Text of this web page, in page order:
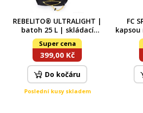
REBELITO® ULTRALIGHT |
batoh 25 L | skládací
cestovní | pouze 220 g
Super cena
399,00 Kč
Do kočáru
Poslední kusy skladem
FC